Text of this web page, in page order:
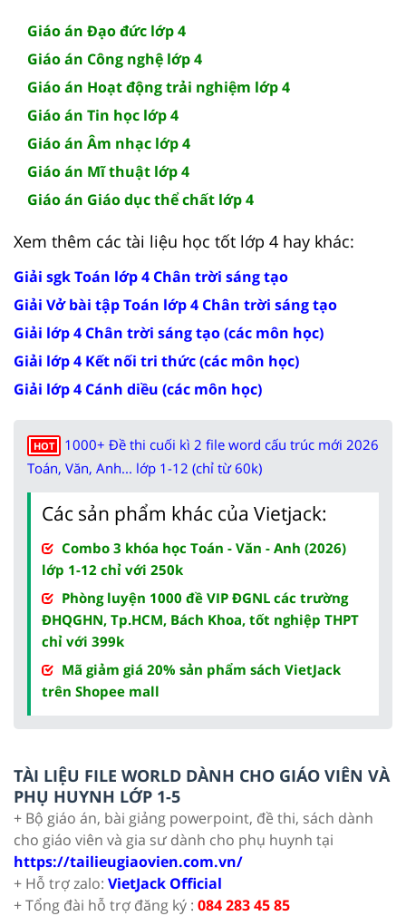
Giáo án Đạo đức lớp 4
Giáo án Công nghệ lớp 4
Giáo án Hoạt động trải nghiệm lớp 4
Giáo án Tin học lớp 4
Giáo án Âm nhạc lớp 4
Giáo án Mĩ thuật lớp 4
Giáo án Giáo dục thể chất lớp 4
Xem thêm các tài liệu học tốt lớp 4 hay khác:
Giải sgk Toán lớp 4 Chân trời sáng tạo
Giải Vở bài tập Toán lớp 4 Chân trời sáng tạo
Giải lớp 4 Chân trời sáng tạo (các môn học)
Giải lớp 4 Kết nối tri thức (các môn học)
Giải lớp 4 Cánh diều (các môn học)
HOT
1000+ Đề thi cuối kì 2 file word cấu trúc mới 2026
Toán, Văn, Anh... lớp 1-12 (chỉ từ 60k)
Các sản phẩm khác của Vietjack:
Combo 3 khóa học Toán - Văn - Anh (2026)
lớp 1-12 chỉ với 250k
Phòng luyện 1000 đề VIP ĐGNL các trường
ĐHQGHN, Tp.HCM, Bách Khoa, tốt nghiệp THPT
chỉ với 399k
Mã giảm giá 20% sản phẩm sách VietJack
trên Shopee mall
TÀI LIỆU FILE WORLD DÀNH CHO GIÁO VIÊN VÀ
PHỤ HUYNH LỚP 1-5
+ Bộ giáo án, bài giảng powerpoint, đề thi, sách dành
cho giáo viên và gia sư dành cho phụ huynh tại
https://tailieugiaovien.com.vn/
+ Hỗ trợ zalo: VietJack Official
+ Tổng đài hỗ trợ đăng ký : 084 283 45 85